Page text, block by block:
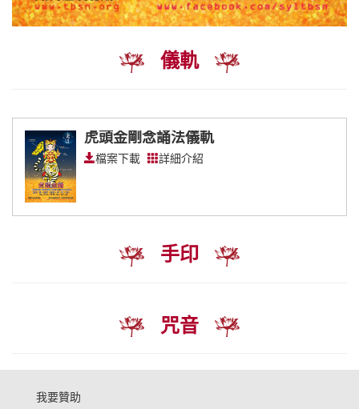
儀軌
虎頭金剛念誦法儀軌
檔案下載 詳細介紹
手印
咒音
我要贊助